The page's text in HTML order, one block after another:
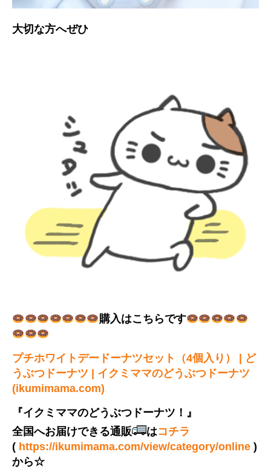
大切な方へぜひ
購入はこちらです
プチホワイトデードーナツセット（4個入り） | ど
うぶつドーナツ | イクミママのどうぶつドーナツ
(ikumimama.com)
『イクミママのどうぶつドーナツ！』
全国へお届けできる通販
はコチラ
( https://ikumimama.com/view/category/online )
から☆